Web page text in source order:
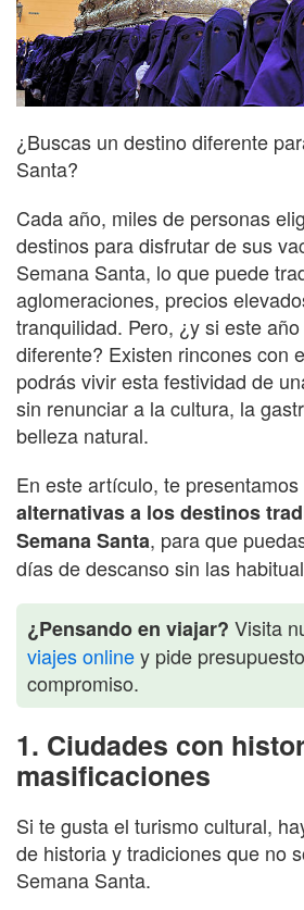
¿Buscas un destino diferente
Santa?
Cada año, miles de personas
destinos para disfrutar de sus
Semana Santa, lo que puede
aglomeraciones, precios
tranquilidad. Pero, ¿y si este
diferente? Existen rincones con
podrás vivir esta festividad de
sin renunciar a la cultura, la
belleza natural.
En este artículo, te
alternativas a los destinos
Semana Santa, para que
días de descanso sin las
¿Pensando en viajar? Visita
viajes onliney pide
compromiso.
1. Ciudades con
masificaciones
Si te gusta el turismo cultural,
de historia y tradiciones que no
Semana Santa.